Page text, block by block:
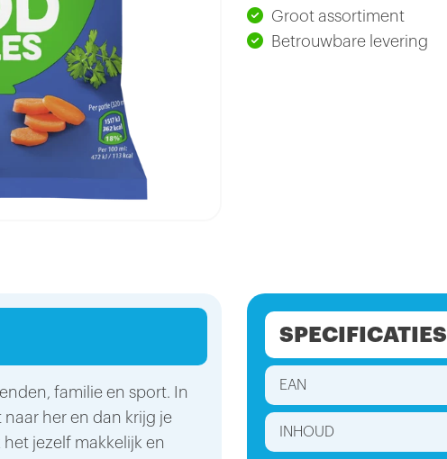
Groot assortiment
Betrouwbare levering
familie en sport. In
her en dan krijg je
jezelf makkelijk en
SPECIFICATIES
EAN
INHOUD